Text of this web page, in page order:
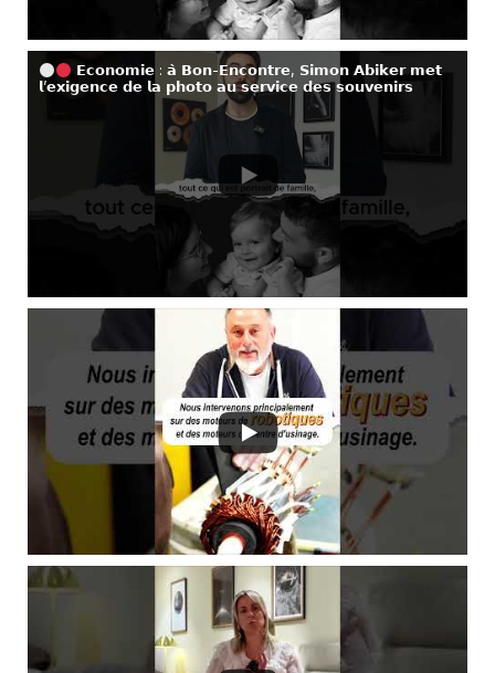
𝗘𝗰𝗼𝗻𝗼𝗺𝗶𝗲 : 𝗮̀ 𝗕𝗼𝗻-𝗘𝗻𝗰𝗼𝗻𝘁𝗿𝗲, 𝗦𝗶𝗺𝗼𝗻 𝗔𝗯𝗶𝗸𝗲𝗿 𝗺𝗲𝘁
𝗹’𝗲𝘅𝗶𝗴𝗲𝗻𝗰𝗲 𝗱𝗲 𝗹𝗮 𝗽𝗵𝗼𝘁𝗼 𝗮𝘂 𝘀𝗲𝗿𝘃𝗶𝗰𝗲 𝗱𝗲𝘀 𝘀𝗼𝘂𝘃𝗲𝗻𝗶𝗿𝘀